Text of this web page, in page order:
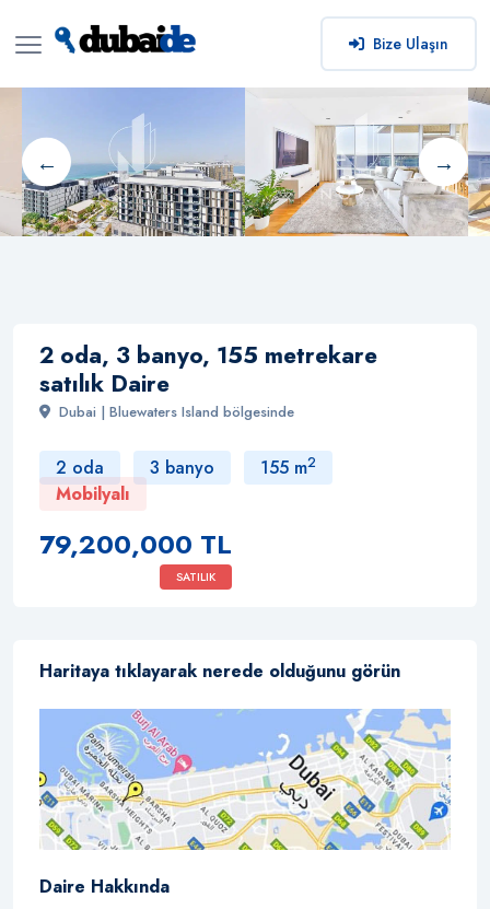
Bize Ulaşın
2 oda, 3 banyo, 155 metrekare
satılık Daire
Dubai | Bluewaters Island bölgesinde
2 oda 3 banyo 155 m2
Mobilyalı
79,200,000 TL
SATILIK
Haritaya tıklayarak nerede olduğunu görün
Daire Hakkında